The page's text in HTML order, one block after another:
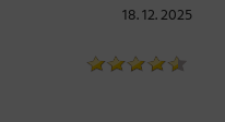
18. 12. 2025